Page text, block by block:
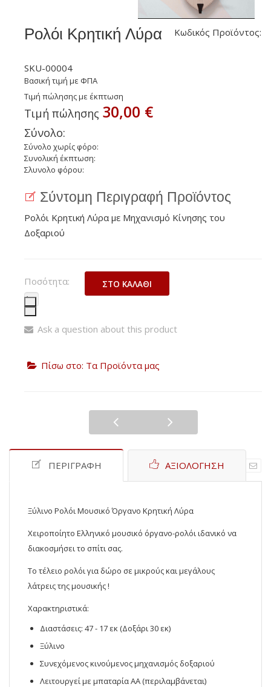
Ρολόι Κρητική Λύρα Κωδικός Προϊόντος:
SKU-00004
Βασική τιμή με ΦΠΑ
Τιμή πώλησης με έκπτωση
Τιμή πώλησης 30,00 €
Σύνολο:
Σύνολο χωρίς φόρο:
Συνολική έκπτωση:
Σλυνολο φόρου:
Σύντομη Περιγραφή Προϊόντος
Ρολόι Κρητική Λύρα με Μηχανισμό Κίνησης του
Δοξαριού
Ποσότητα:
Ask a question about this product
Πίσω στο: Τα Προϊόντα μας
ΠΕΡΙΓΡΑΦΉ ΑΞΙΟΛΌΓΗΣΗ
Ξύλινο Ρολόι Μουσικό Όργανο Κρητική Λύρα
Χειροποίητο Ελληνικό μουσικό όργανο-ρολόι ιδανικό να
διακοσμήσει το σπίτι σας.
Το τέλειο ρολόι για δώρο σε μικρούς και μεγάλους
λάτρεις της μουσικής !
Χαρακτηριστικά:
Διαστάσεις: 47 - 17 εκ (Δοξάρι 30 εκ)
Ξύλινο
Συνεχόμενος κινούμενος μηχανισμός δοξαριού
Λειτουργεί με μπαταρία ΑΑ (περιλαμβάνεται)